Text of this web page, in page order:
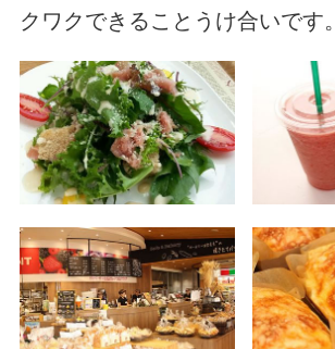
クワクできることうけ合いです。